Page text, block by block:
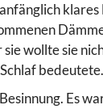
klares
wollte sie
bedeutete.
Es